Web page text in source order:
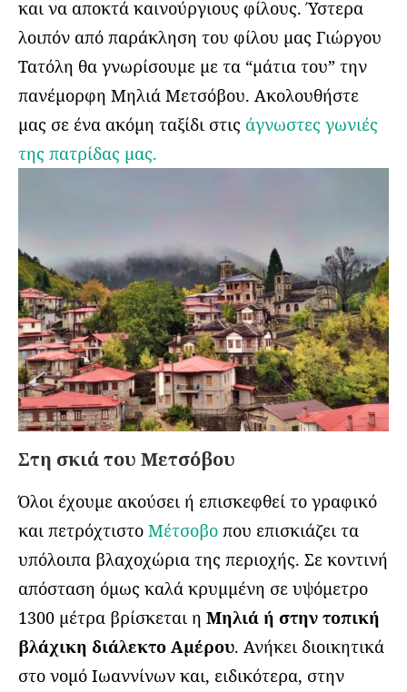
και να αποκτά καινούργιους φίλους. Ύστερα
λοιπόν από παράκληση του φίλου μας Γιώργου
Τατόλη θα γνωρίσουμε με τα “μάτια του” την
πανέμορφη Μηλιά Μετσόβου. Ακολουθήστε
μας σε ένα ακόμη ταξίδι στις άγνωστες γωνιές
της πατρίδας μας.
Στη σκιά του Μετσόβου
Όλοι έχουμε ακούσει ή επισκεφθεί το γραφικό
και πετρόχτιστο Μέτσοβο που επισκιάζει τα
υπόλοιπα βλαχοχώρια της περιοχής. Σε κοντινή
απόσταση όμως καλά κρυμμένη σε υψόμετρο
1300 μέτρα βρίσκεται η Μηλιά ή στην τοπική
βλάχικη διάλεκτο Αμέρου. Ανήκει διοικητικά
στο νομό Ιωαννίνων και, ειδικότερα, στην